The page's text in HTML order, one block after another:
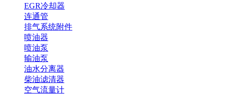
EGR冷却器
连通管
排气系统附件
喷油器
喷油泵
输油泵
油水分离器
柴油滤清器
空气流量计